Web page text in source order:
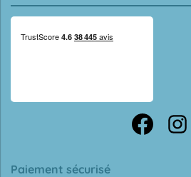
Paiement sécurisé